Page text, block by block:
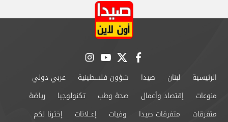
facebook
twitter
youtube
instagram
الرئيسية لبنان صيدا شؤون فلسطينية
عربي دولي
منوعات
إقتصاد وأعمال صحة وطب تكنولوجيا
رياضة
متفرقات
متفرقات صيدا وفيات إعــلانات إخترنا لكم